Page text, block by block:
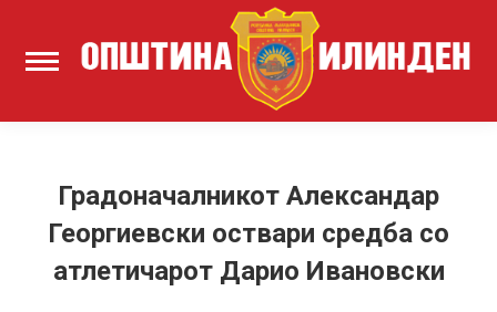
Градоначалникот Александар
Георгиевски оствари средба со
атлетичарот Дарио Ивановски